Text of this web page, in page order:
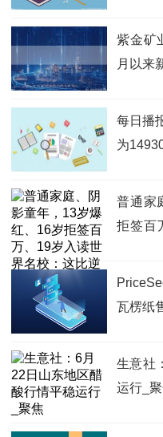
紫金矿
月以来
每日播
为
普通家
拒签百
瓦楞纸
生意社
运行_